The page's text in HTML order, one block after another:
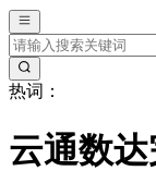
热词：
云通数